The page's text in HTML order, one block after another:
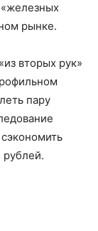
«железных
рынке.
вторых рук»
пару
рублей.